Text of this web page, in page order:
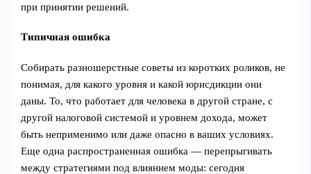
при принятии решений.
Типичная ошибка
Собирать разношерстные советы из коротких роликов, не
понимая, для какого уровня и какой юрисдикции они
даны. То, что работает для человека в другой стране, с
другой налоговой системой и уровнем дохода, может
быть неприменимо или даже опасно в ваших условиях.
Еще одна распространенная ошибка — перепрыгивать
между стратегиями под влиянием моды: сегодня